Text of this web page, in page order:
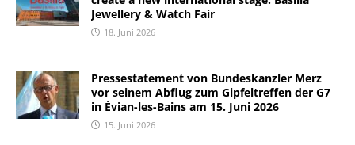
Jewellery & Watch Fair
18. Juni 2026
Pressestatement von Bundeskanzler Merz
vor seinem Abflug zum Gipfeltreffen der G7
in Évian-les-Bains am 15. Juni 2026
15. Juni 2026